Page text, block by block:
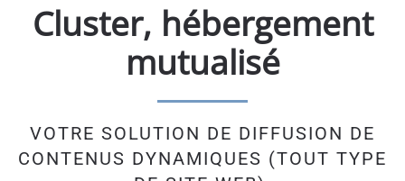
Cluster, hébergement
mutualisé
VOTRE SOLUTION DE DIFFUSION DE
CONTENUS DYNAMIQUES (TOUT TYPE